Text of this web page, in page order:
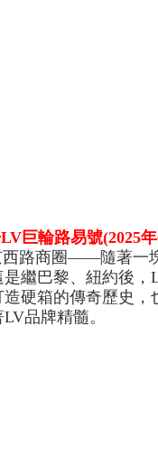
巨輪路易號(2025
路商圈——隨著一
繼巴黎、紐約後
硬箱的傳奇歷史
品牌精髓。